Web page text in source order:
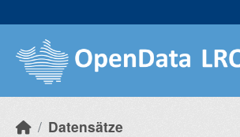
Datensätze